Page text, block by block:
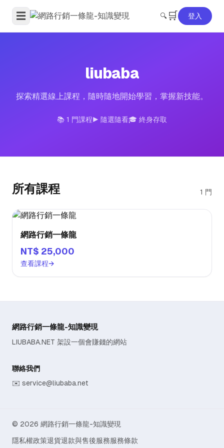
☰ 🔍 🛒 登入
liubaba
探索精選線上課程，隨時隨地開始學習，掌握新技能。
📚 1 門課程▶️ 隨選隨看🎓 終身存取
所有課程 1 門
網路行銷一條龍
NT$ 25,000
查看課程→
網路行銷一條龍-知識變現
LIUBABA.NET 架設一個會賺錢的網站
聯絡我們
✉️ service@liubaba.net
© 2026 網路行銷一條龍-知識變現
隱私權政策退貨退款與售後服務服務條款